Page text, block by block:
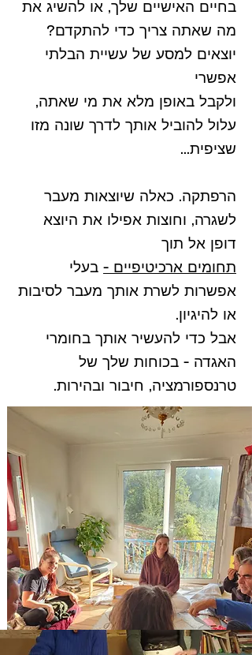
בחיים האישיים שלך, או להשיג את
מה שאתה צריך כדי להתקדם?
יוצאים למסע של עשיית הבלתי
אפשרי
ולקבל באופן מלא את מי שאתה,
עלול להוביל אותך לדרך שונה מזו
שציפית...
הרפתקה. כאלה שיוצאות מעבר
לשגרה, וחוצות אפילו את היוצא
דופן אל תוך
תחומים ארכיטיפיים - בעלי
אפשרות לשרת אותך מעבר לסיבות
או להיגיון.
אבל כדי להעשיר אותך בחומרי
האגדה - בכוחות שלך של
טרנספורמציה, חיבור ובהירות.